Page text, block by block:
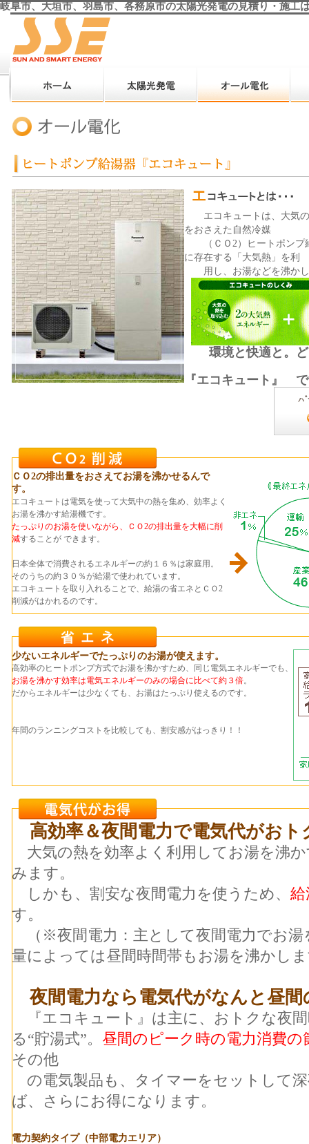
岐阜市、大垣市、羽島市、各務原市の太陽光発電の見積り・施工
エコキュートは、大気の
をおさえた自然冷媒
（ＣＯ2）ヒートポンプ給
に存在する「大気熱」を利
用し、お湯などを沸かし
環境と快適と。ど
こ
『エコキュート』
ＣＯ2の排出量をおさえてお湯を沸かせるんで
す。
エコキュートは電気を使って大気中の熱を集め、効率よく
お湯を沸かす給湯機です。
たっぷりのお湯を使いながら、ＣＯ2の排出量を大幅に削
減することが できます。
日本全体で消費されるエネルギーの約１６％は家庭用。
そのうちの約３０％が給湯で使われています。
エコキュートを取り入れることで、給湯の省エネとＣＯ2
削減がはかれるのです。
少ないエネルギーでたっぷりのお湯が使えます。
高効率のヒートポンプ方式でお湯を沸かすため、同じ電気エネルギーでも、
お湯を沸かす効率は電気エネルギーのみの場合に比べて約３倍。
だからエネルギーは少なくても、お湯はたっぷり使えるのです。
年間のランニングコストを比較しても、割安感がはっきり！！
高効率＆夜間電力で電気代がおト
大気の熱を効率よく利用してお湯を沸
みます。
しかも、割安な夜間電力を使うため、 給
す。
（※夜間電力：主として夜間電力でお湯
量によっては昼間時間帯もお湯を沸かし
夜間電力なら電気代がなんと昼間
『エコキュート』は主に、おトクな夜
る“貯湯式”。 昼間のピーク時の電力消費の
その他
の電気製品も、タイマーをセットして
ば、さらにお得になります。
電力契約タイプ（中部電力エリア）